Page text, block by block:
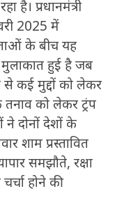
है। प्रधानमंत्री
2025 में
के बीच यह
मुलाकात हुई है जब
कई मुद्दों को लेकर
तनाव को लेकर ट्रंप
दोनों देशों के
शाम प्रस्तावित
समझौते, रक्षा
होने की